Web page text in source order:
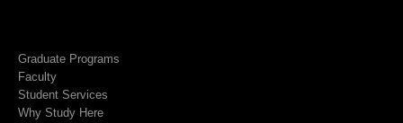
Graduate Programs
Faculty
Student Services
Why Study Here